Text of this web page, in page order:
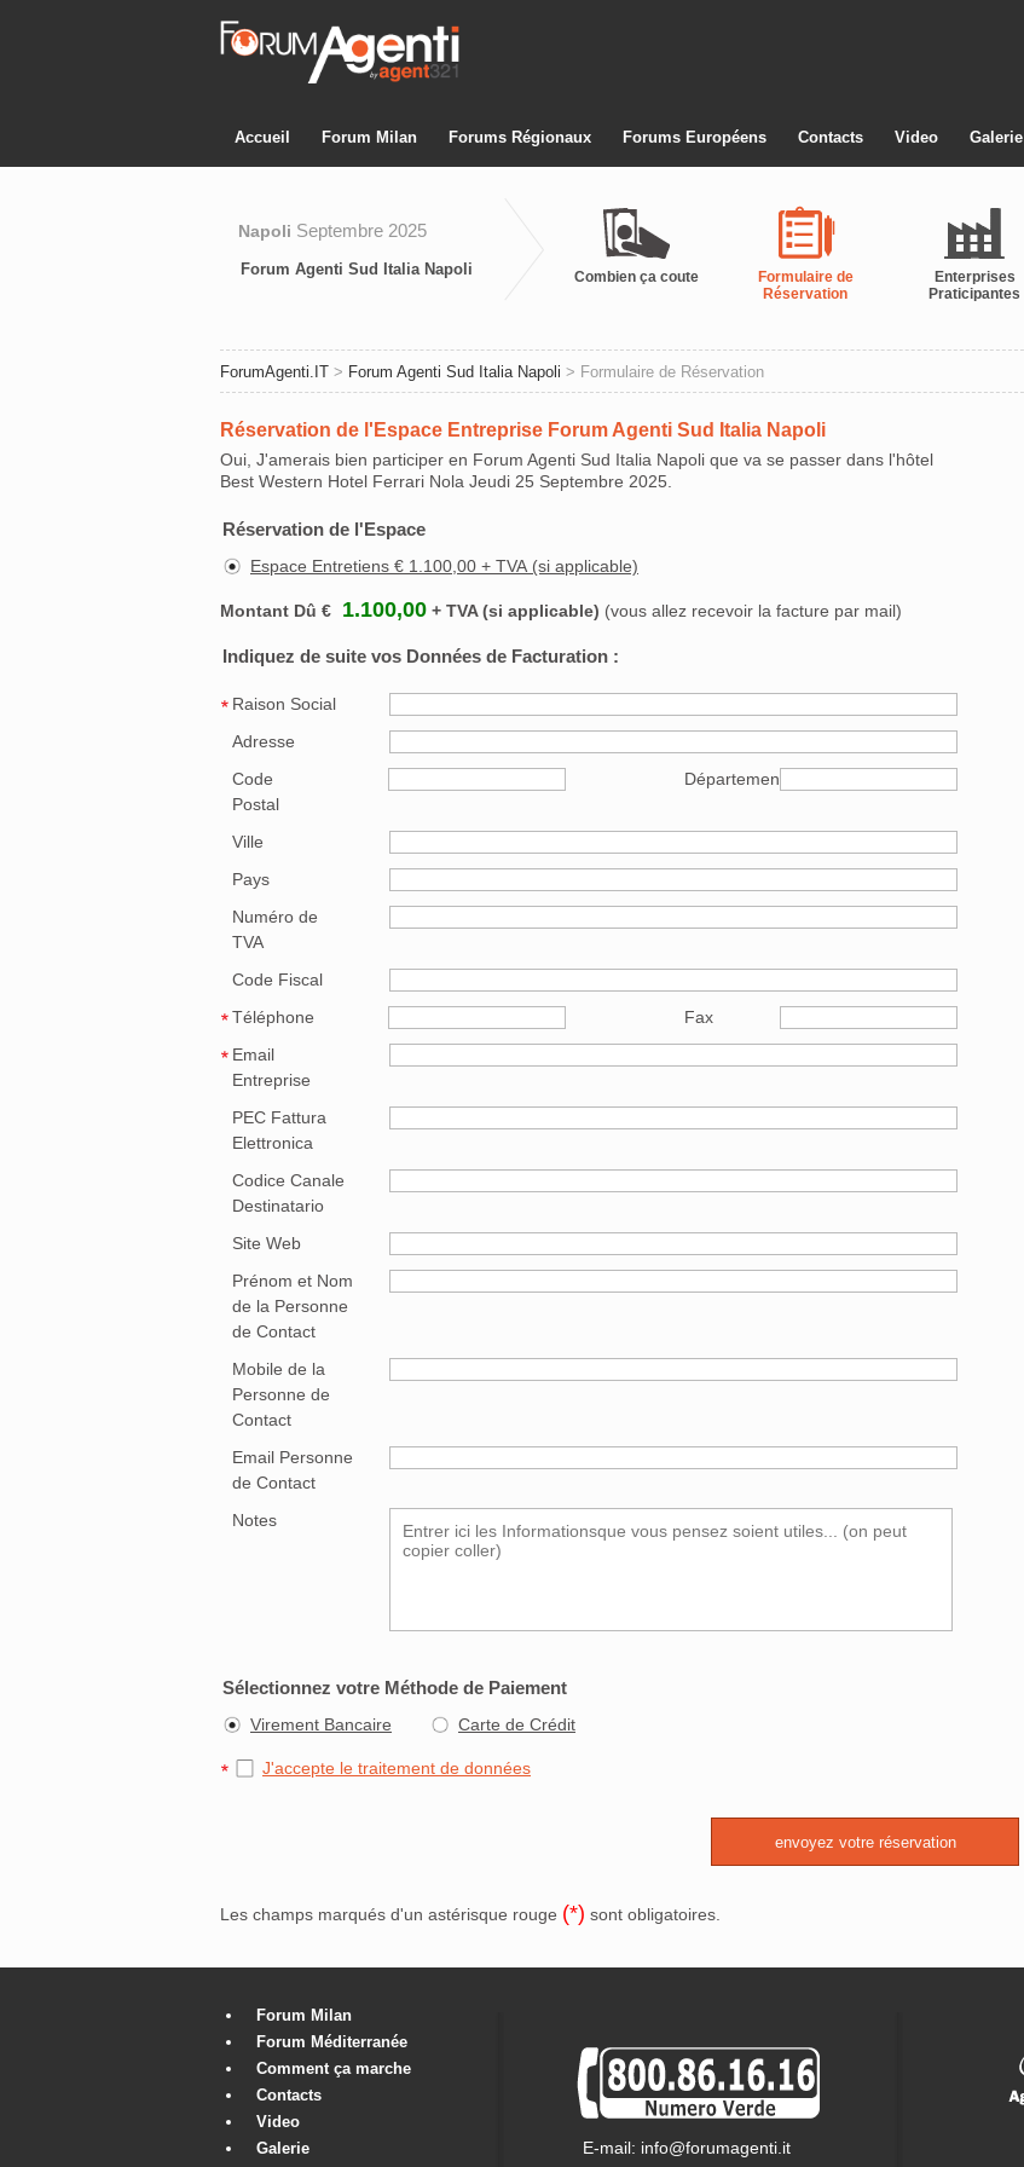
Accueil Forum Milan Forums Régionaux Forums Européens Contacts Video Galerie
Forum Agenti Sud Italia Napoli Combien ça coute
Formulaire de
Réservation
Enterprises
Praticipantes
Napoli Septembre 2025
ForumAgenti.IT > Forum Agenti Sud Italia Napoli > Formulaire de Réservation
Réservation de l'Espace Entreprise Forum Agenti Sud Italia Napoli
Oui, J'amerais bien participer en Forum Agenti Sud Italia Napoli que va se passer dans l'hôtel
Best Western Hotel Ferrari Nola Jeudi 25 Septembre 2025.
Réservation de l'Espace
Espace Entretiens € 1.100,00 + TVA (si applicable)
Montant Dû € 1.100,00 + TVA (si applicable) (vous allez recevoir la facture par mail)
Indiquez de suite vos Données de Facturation :
Raison Social
Adresse
Code
Postal
Département
Ville
Pays
Numéro de
TVA
Code Fiscal
Téléphone
Fax
Email
Entreprise
PEC Fattura
Elettronica
Codice Canale
Destinatario
Site Web
Prénom et Nom
de la Personne
de Contact
Mobile de la
Personne de
Contact
Email Personne
de Contact
Notes
Sélectionnez votre Méthode de Paiement
Virement Bancaire Carte de Crédit
J'accepte le traitement de données
Les champs marqués d'un astérisque rouge (*) sont obligatoires.
Forum Milan
Forum Méditerranée
Comment ça marche
Contacts
Video
Galerie
E-mail: info@forumagenti.it